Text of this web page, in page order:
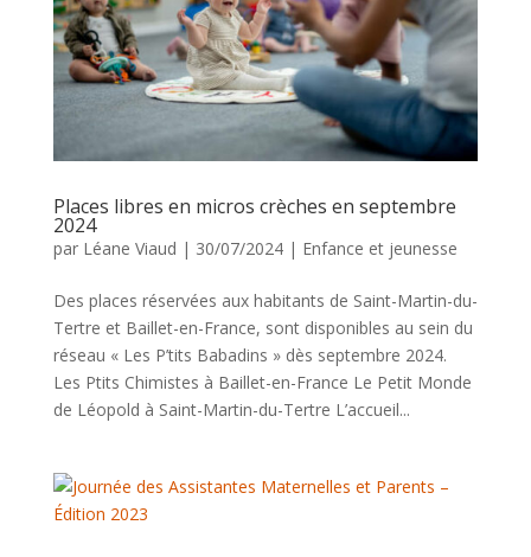
Places libres en micros crèches en septembre
2024
par Léane Viaud | 30/07/2024| Enfance et jeunesse
Des places réservées aux habitants de Saint-Martin-du-
Tertre et Baillet-en-France, sont disponibles au sein du
réseau « Les P’tits Babadins » dès septembre 2024.
Les Ptits Chimistes à Baillet-en-France Le Petit Monde
de Léopold à Saint-Martin-du-Tertre L’accueil...